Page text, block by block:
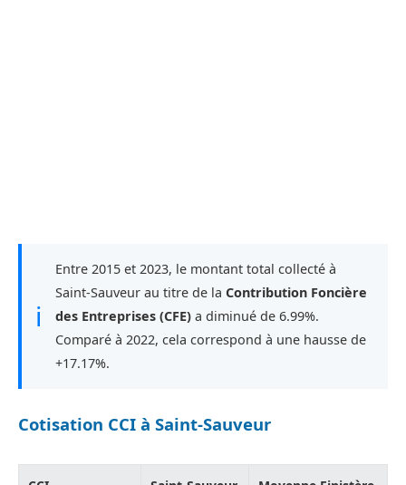
ℹ
Entre 2015 et 2023, le montant total collecté à
Saint-Sauveur au titre de la Contribution Foncière
des Entreprises (CFE) a diminué de 6.99%.
Comparé à 2022, cela correspond à une hausse de
+17.17%.
Cotisation CCI à Saint-Sauveur